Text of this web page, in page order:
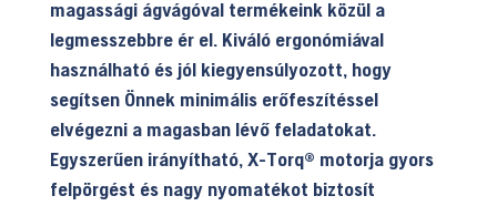
magassági ágvágóval termékeink közül a
legmesszebbre ér el. Kiváló ergonómiával
használható és jól kiegyensúlyozott, hogy
segítsen Önnek minimális erőfeszítéssel
elvégezni a magasban lévő feladatokat.
Egyszerűen irányítható, X-Torq® motorja gyors
felpörgést és nagy nyomatékot biztosít